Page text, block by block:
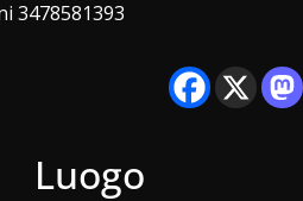
3478581393
Luogo